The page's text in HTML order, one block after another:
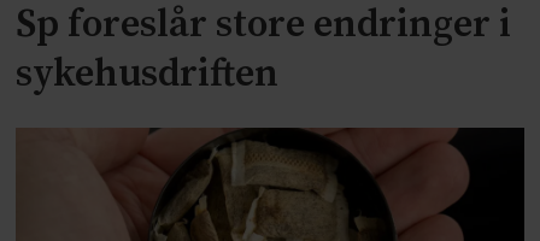
Sp foreslår store endringer i
sykehusdriften